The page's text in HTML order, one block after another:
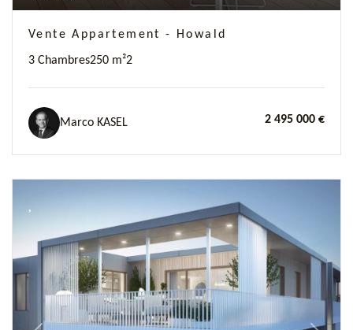
Vente Appartement - Howald
3 Chambres250 m²2
Marco KASEL 2 495 000 €